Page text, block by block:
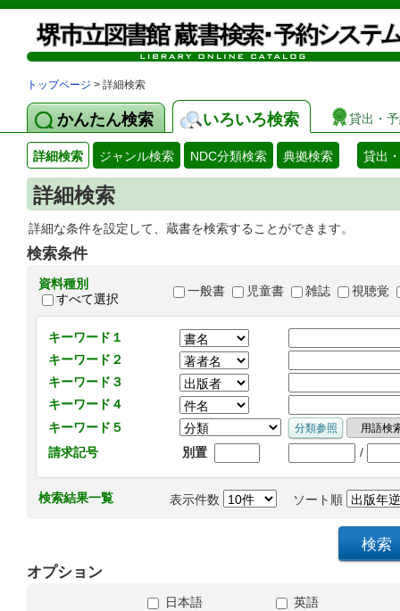
トップページ > 詳細検索
かんたん検索 いろいろ検索 貸出・
詳細検索 ジャンル検索 NDC分類検索 典拠検索 貸出
詳細検索
詳細な条件を設定して、蔵書を検索することができます。
検索条件
資料種別
すべて選択
一般書 児童書 雑誌 視聴覚
キーワード１
キーワード２
キーワード３
キーワード４
キーワード５
請求記号
別置 /
検索結果一覧 表示件数 ソート順
オプション
日本語
英語